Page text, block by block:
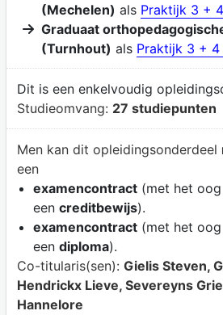
(Mechelen) als Praktijk 3 + 4
Graduaat
(Turnhout) als Praktijk 3 + 4
Dit is een enkelvoudig
Studieomvang: 27 studiepunten
Men kan dit opleidingsonderdeel
een
examencontract(met het oog
een creditbewijs).
examencontract(met het oog
een diploma).
Co-titularis(sen): Gielis Steven,
Hendrickx Lieve, Severeyns
Hannelore